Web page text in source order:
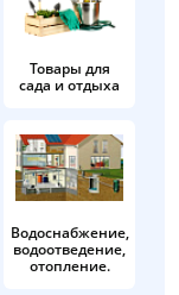
Товары для
сада и отдыха
Водоснабжение,
водоотведение,
отопление.